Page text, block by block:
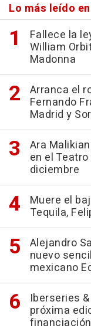
Lo más leído
Fallece la
William
Madonna
Arranca el
Fernando
Madrid y
Ara
en el
diciembre
Muere el
Tequila,
Alejandro
nuevo
mexicano
Iberseries
próxima